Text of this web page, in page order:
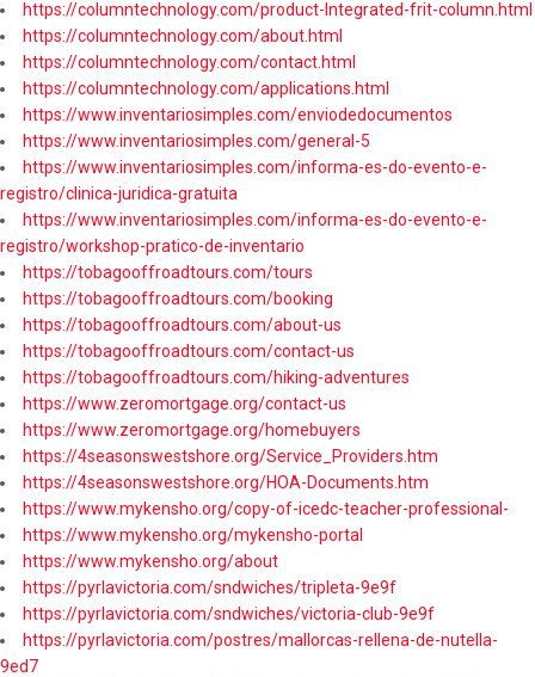
https://columntechnology.com/product-Integrated-frit-column.html
https://columntechnology.com/about.html
https://columntechnology.com/contact.html
https://columntechnology.com/applications.html
https://www.inventariosimples.com/enviodedocumentos
https://www.inventariosimples.com/general-5
https://www.inventariosimples.com/informa-es-do-evento-e-
registro/clinica-juridica-gratuita
https://www.inventariosimples.com/informa-es-do-evento-e-
registro/workshop-pratico-de-inventario
https://tobagooffroadtours.com/tours
https://tobagooffroadtours.com/booking
https://tobagooffroadtours.com/about-us
https://tobagooffroadtours.com/contact-us
https://tobagooffroadtours.com/hiking-adventures
https://www.zeromortgage.org/contact-us
https://www.zeromortgage.org/homebuyers
https://4seasonswestshore.org/Service_Providers.htm
https://4seasonswestshore.org/HOA-Documents.htm
https://www.mykensho.org/copy-of-icedc-teacher-professional-
https://www.mykensho.org/mykensho-portal
https://www.mykensho.org/about
https://pyrlavictoria.com/sndwiches/tripleta-9e9f
https://pyrlavictoria.com/sndwiches/victoria-club-9e9f
https://pyrlavictoria.com/postres/mallorcas-rellena-de-nutella-
9ed7